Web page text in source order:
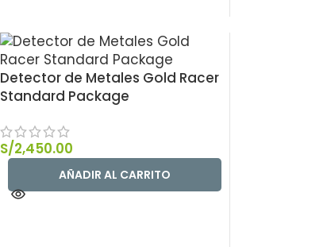
Detector de Metales Gold Racer
Standard Package
S/2,450.00
AÑADIR AL CARRITO